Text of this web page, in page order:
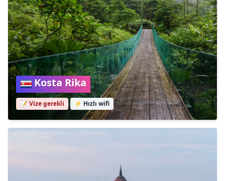
Kosta Rika
📝 Vize gerekli ⚡ Hızlı wifi